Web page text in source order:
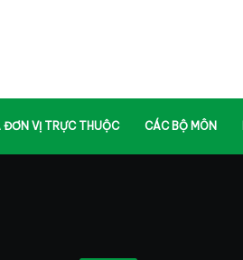
ĐƠN VỊ TRỰC THUỘC CÁC BỘ MÔN